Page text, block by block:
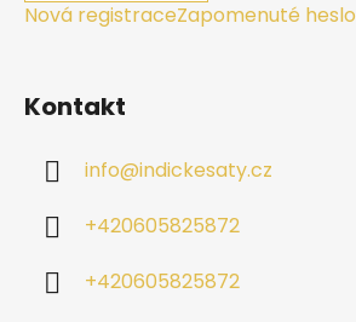
Nová registraceZapomenuté heslo
Kontakt
info@indickesaty.cz
+420605825872
+420605825872